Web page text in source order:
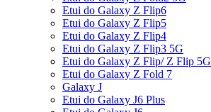
Etui do Galaxy Z Flip6
Etui do Galaxy Z Flip5
Etui do Galaxy Z Flip4
Etui do Galaxy Z Flip3 5G
Etui do Galaxy Z Flip/ Z Flip 5G
Etui do Galaxy Z Fold 7
Galaxy J
Etui do Galaxy J6 Plus